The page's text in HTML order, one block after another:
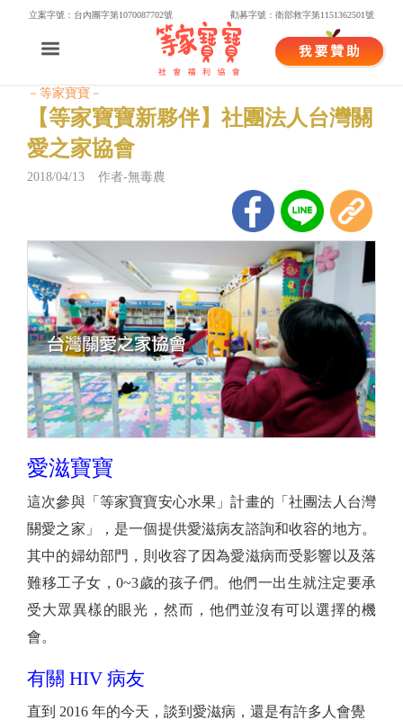
立案字號：台內團字第1070087702號 勸募字號：衛部救字第1151362501號
－等家寶寶－
【等家寶寶新夥伴】社團法人台灣關
愛之家協會
2018/04/13 作者-無毒農
愛滋寶寶
這次參與「等家寶寶安心水果」計畫的「社團法人台灣
關愛之家」，是一個提供愛滋病友諮詢和收容的地方。
其中的婦幼部門 ， 則收容了因為愛滋病而受影響以及落
難移工子女 ，0~3歲的孩子們。 他們一出生就注定要承
受大眾異樣的眼光，然而，他們並沒有可以選擇的機
會。
有關 HIV 病友
直到 2016 年的今天，談到愛滋病，還是有許多人會覺